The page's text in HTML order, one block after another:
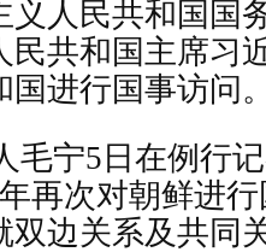
义人民共和国国
民共和国主席习
国进行国事访问
毛宁5日在例行
再次对朝鲜进
双边关系及共同